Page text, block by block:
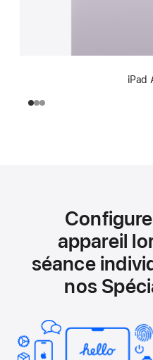
iPad
appareil
séance
nos